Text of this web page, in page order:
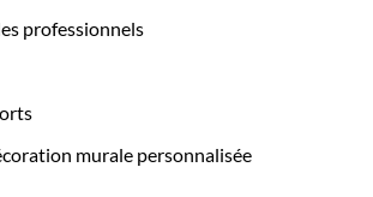
professionnels
murale personnalisée